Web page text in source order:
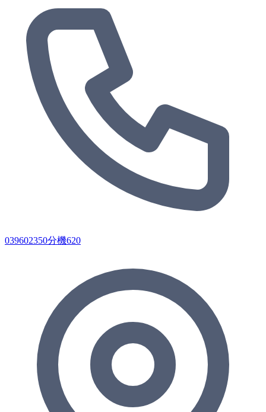
039602350分機620